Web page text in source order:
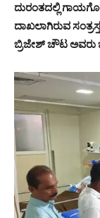
ದುರಂತದಲ್ಲಿ
ದಾಖಲಾಗಿರುವ
ಬ್ರಿಜೇಶ್ ಚೌಟ ಅವರು